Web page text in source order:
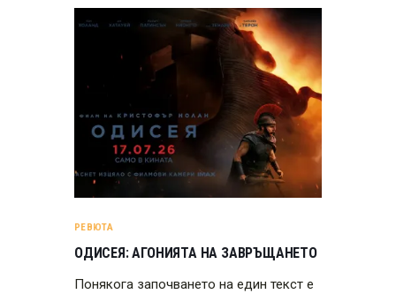
РЕВЮТА
ОДИСЕЯ: АГОНИЯТА НА ЗАВРЪЩАНЕТО
Понякога започването на един текст е